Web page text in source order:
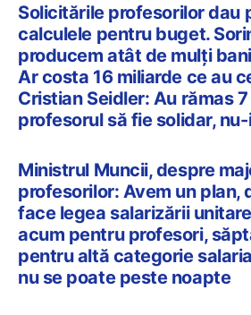
Solicitările profesorilor dau
calculele pentru buget.
producem atât de mulți
Ar costa 16 miliarde ce au
Cristian Seidler: Au rămas
profesorul să fie solidar, nu-
Ministrul Muncii, despre
profesorilor: Avem un plan,
face legea salarizării
acum pentru profesori,
pentru altă categorie
nu se poate peste noapte